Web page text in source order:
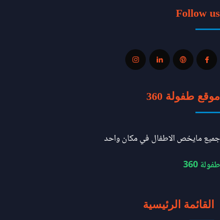
Follow us
موقع طفولة 360
جميع مايخص الاطفال في مكان واحد
طفولة 360
القائمة الرئيسية